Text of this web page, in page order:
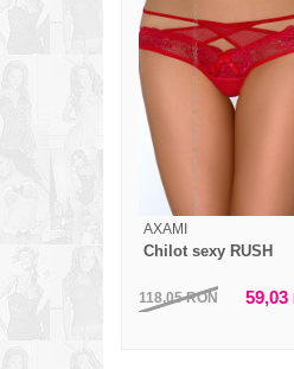
AXAMI
Chilot sexy RUSH
118,05RON 59,03